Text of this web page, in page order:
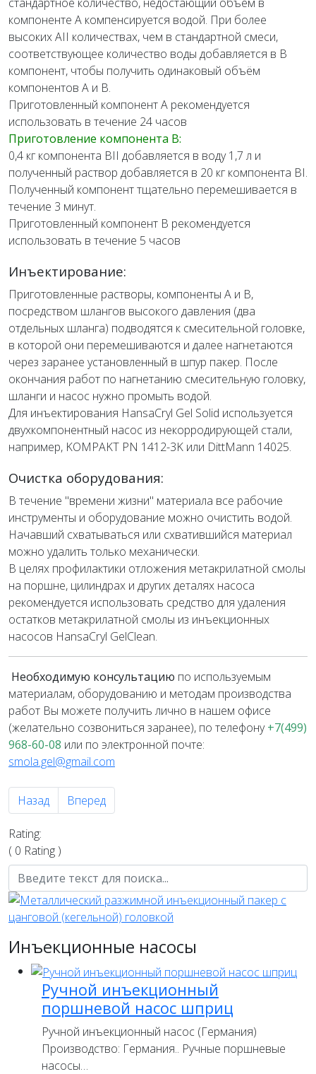
стандартное количество, недостающий объем в
компоненте А компенсируется водой. При более
высоких AII количествах, чем в стандартной смеси,
соответствующее количество воды добавляется в B
компонент, чтобы получить одинаковый объём
компонентов А и В.
Приготовленный компонент А рекомендуется
использовать в течение 24 часов
Приготовление компонента В:
0,4 кг компонента BII добавляется в воду 1,7 л и
полученный раствор добавляется в 20 кг компонента BI.
Полученный компонент тщательно перемешивается в
течение 3 минут.
Приготовленный компонент B рекомендуется
использовать в течение 5 часов
Инъектирование:
Приготовленные растворы, компоненты А и В,
посредством шлангов высокого давления (два
отдельных шланга) подводятся к смесительной головке,
в которой они перемешиваются и далее нагнетаются
через заранее установленный в шпур пакер. После
окончания работ по нагнетанию смесительную головку,
шланги и насос нужно промыть водой.
Для инъектирования HansaCryl Gel Solid используется
двухкомпонентный насос из некорродирующей стали,
например, KOMPAKT PN 1412-3K или DittMann 14025.
Очистка оборудования:
В течение "времени жизни" материала все рабочие
инструменты и оборудование можно очистить водой.
Начавший схватываться или схватившийся материал
можно удалить только механически.
В целях профилактики отложения метакрилатной смолы
на поршне, цилиндрах и других деталях насоса
рекомендуется использовать средство для удаления
остатков метакрилатной смолы из инъекционных
насосов HansaCryl GelClean.
Необходимую консультацию по используемым
материалам, оборудованию и методам производства
работ Вы можете получить лично в нашем офисе
(желательно созвониться заранее), по телефону+7(499)
968-60-08 или по электронной почте:
smola.gel@gmail.com
Предыдущий: Proflex Gel 305
Назад Следующий: HansaCryl Gel Plus
Вперед
Rating:
( 0 Rating )
Инъекционные насосы
Ручной инъекционный
поршневой насос шприц
Ручной инъекционный насос (Германия)
Производство: Германия.. Ручные поршневые
насосы…